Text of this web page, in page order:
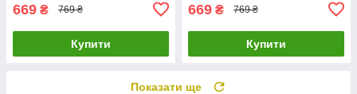
669 ₴ 769 ₴
Купити
669 ₴ 769 ₴
Купити
Показати ще